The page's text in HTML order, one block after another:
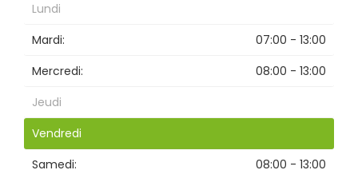
Lundi
Mardi:
07:00 - 13:00
Mercredi:
08:00 - 13:00
Jeudi
Vendredi
Samedi:
08:00 - 13:00